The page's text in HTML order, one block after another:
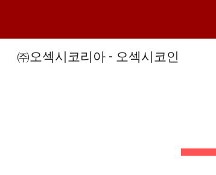
㈜오섹시코리아 - 오섹시코인